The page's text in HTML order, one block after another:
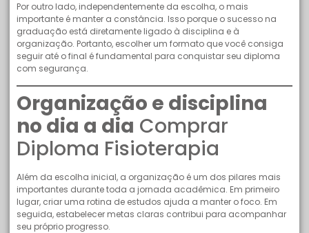
Por outro lado, independentemente da escolha, o mais
importante é manter a constância. Isso porque o sucesso na
graduação está diretamente ligado à disciplina e à
organização. Portanto, escolher um formato que você consiga
seguir até o final é fundamental para conquistar seu diploma
com segurança.
Organização e disciplina
no dia a dia Comprar
Diploma Fisioterapia
Além da escolha inicial, a organização é um dos pilares mais
importantes durante toda a jornada acadêmica. Em primeiro
lugar, criar uma rotina de estudos ajuda a manter o foco. Em
seguida, estabelecer metas claras contribui para acompanhar
seu próprio progresso.